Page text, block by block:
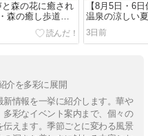
と森の花に癒され
森の癒し歩道を
【8月5日・6
温泉の涼しい
ご案内
3日前
介を多彩に展開
情報を一挙に紹介します。華や
彩なイベント案内まで、個々の
えます。季節ごとに変わる風景